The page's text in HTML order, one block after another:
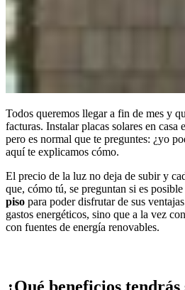
Todos queremos llegar a fin de mes y
facturas. Instalar placas solares en
pero es normal que te preguntes: ¿yo
aquí te explicamos cómo.
El precio de la luz no deja de subir y
que, cómo tú, se preguntan si es
piso para poder disfrutar de sus
gastos energéticos, sino que a la vez
con fuentes de energía renovables.
¿Qué beneficios